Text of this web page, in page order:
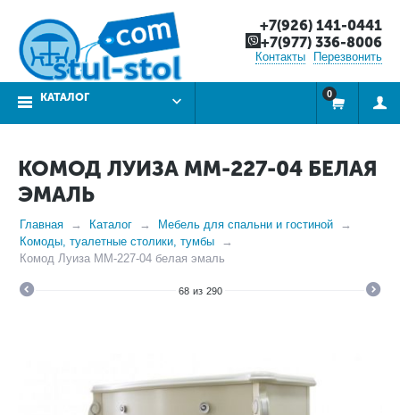
+7(926) 141-0441
+7(977) 336-8006
Контакты Перезвонить
КАТАЛОГ 0
КОМОД ЛУИЗА ММ-227-04 БЕЛАЯ
ЭМАЛЬ
Главная Каталог
Мебель для спальни и гостиной
Комоды, туалетные столики, тумбы
Комод Луиза ММ-227-04 белая эмаль
68 из 290